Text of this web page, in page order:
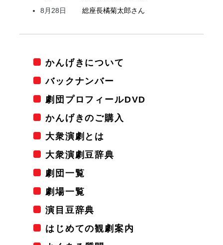
8月28日
総座長橘菊太郎さん
かんげきについて
バックナンバー
劇団プロフィールDVD
かんげきのご購入
大衆演劇とは
大衆演劇豆辞典
劇団一覧
劇場一覧
演目豆辞典
はじめての観劇案内